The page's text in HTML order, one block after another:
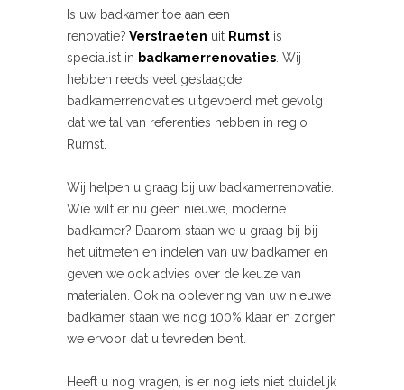
Is uw badkamer toe aan een
renovatie? Verstraeten uit Rumst is
specialist in badkamerrenovaties . Wij
hebben reeds veel geslaagde
badkamerrenovaties uitgevoerd met gevolg
dat we tal van referenties hebben in regio
Rumst.
Wij helpen u graag bij uw badkamerrenovatie.
Wie wilt er nu geen nieuwe, moderne
badkamer? Daarom staan we u graag bij bij
het uitmeten en indelen van uw badkamer en
geven we ook advies over de keuze van
materialen. Ook na oplevering van uw nieuwe
badkamer staan we nog 100% klaar en zorgen
we ervoor dat u tevreden bent.
Heeft u nog vragen, is er nog iets niet duidelijk